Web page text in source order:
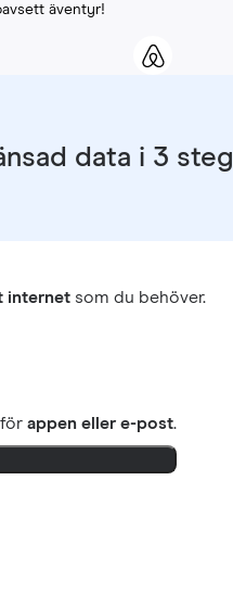
äventyr!
data i 3 steg
internet som du behöver.
förappen eller e-post.